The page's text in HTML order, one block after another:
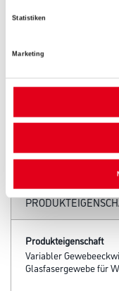
Statistiken
Marketing
Produkteigenschaft
Variabler
Glasfasergewebe für